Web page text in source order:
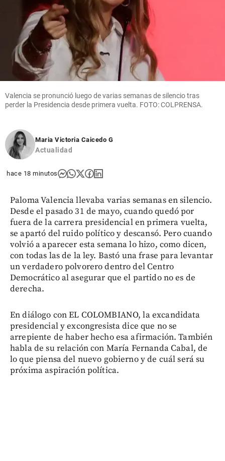
Valencia se pronunció luego de varias semanas de silencio tras
perder la Presidencia desde primera vuelta. FOTO: COLPRENSA.
Maria Victoria Caicedo G
Actualidad
hace 18 minutos
Paloma Valencia llevaba varias semanas en silencio.
Desde el pasado 31 de mayo, cuando quedó por
fuera de la carrera presidencial en primera vuelta,
se apartó del ruido político y descansó. Pero cuando
volvió a aparecer esta semana lo hizo, como dicen,
con todas las de la ley. Bastó una frase para levantar
un verdadero polvorero dentro del Centro
Democrático al asegurar que el partido no es de
derecha.
En diálogo con EL COLOMBIANO, la excandidata
presidencial y excongresista dice que no se
arrepiente de haber hecho esa afirmación. También
habla de su relación con María Fernanda Cabal, de
lo que piensa del nuevo gobierno y de cuál será su
próxima aspiración política.